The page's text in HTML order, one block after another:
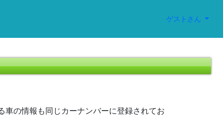
ゲストさん
車の情報も同じカーナンバーに登録されてお